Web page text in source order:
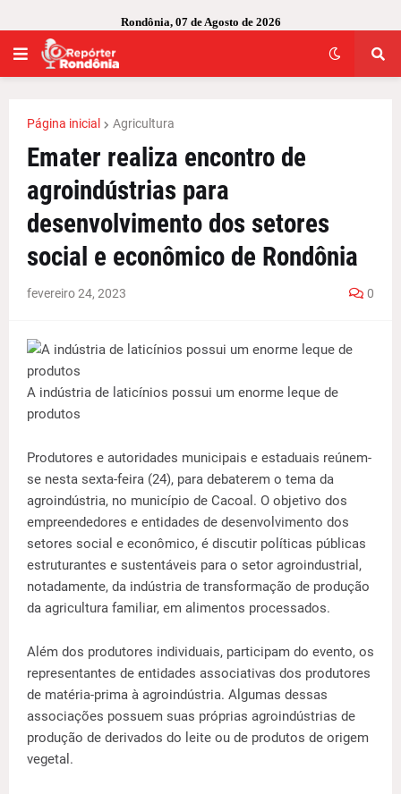
Rondônia, 07 de Agosto de 2026
Página inicial Agricultura
Emater realiza encontro de
agroindústrias para
desenvolvimento dos setores
social e econômico de Rondônia
fevereiro 24, 2023 0
A indústria de laticínios possui um enorme leque de
produtos
Produtores e autoridades municipais e estaduais reúnem-
se nesta sexta-feira (24), para debaterem o tema da
agroindústria, no município de Cacoal. O objetivo dos
empreendedores e entidades de desenvolvimento dos
setores social e econômico, é discutir políticas públicas
estruturantes e sustentáveis para o setor agroindustrial,
notadamente, da indústria de transformação de produção
da agricultura familiar, em alimentos processados.
Além dos produtores individuais, participam do evento, os
representantes de entidades associativas dos produtores
de matéria-prima à agroindústria. Algumas dessas
associações possuem suas próprias agroindústrias de
produção de derivados do leite ou de produtos de origem
vegetal.